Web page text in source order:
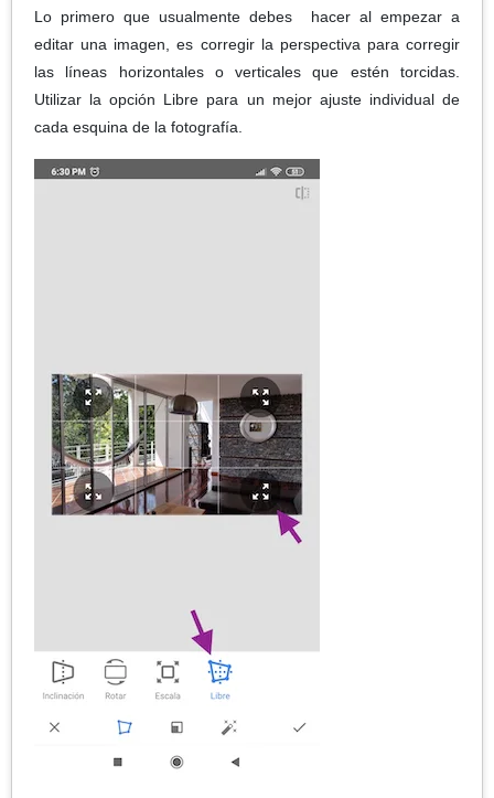
Lo primero que usualmente debes hacer al empezar a
editar una imagen, es corregir la perspectiva para corregir
las líneas horizontales o verticales que estén torcidas.
Utilizar la opción Libre para un mejor ajuste individual de
cada esquina de la fotografía.